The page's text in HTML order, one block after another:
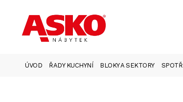
ÚVOD ŘADY KUCHYNÍ BLOKY A SEKTORY